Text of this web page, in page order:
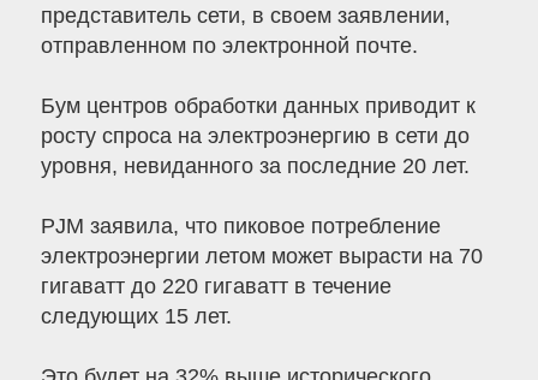
представитель сети, в своем заявлении,
отправленном по электронной почте.
Бум центров обработки данных приводит к
росту спроса на электроэнергию в сети до
уровня, невиданного за последние 20 лет.
PJM заявила, что пиковое потребление
электроэнергии летом может вырасти на 70
гигаватт до 220 гигаватт в течение
следующих 15 лет.